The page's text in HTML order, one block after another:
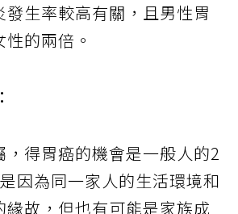
發生率較高有關，且男性胃
的兩倍。
，得胃癌的機會是一般人的2
因為同一家人的生活環境和
緣故，但也有可能是家族成